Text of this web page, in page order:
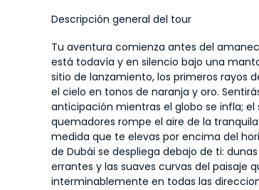
Descripción general del tour
Tu aventura comienza antes del
está todavía y en silencio bajo una
sitio de lanzamiento, los primeros rayos
el cielo en tonos de naranja y oro.
anticipación mientras el globo se infla; el
quemadores rompe el aire de la
medida que te elevas por encima del
de Dubái se despliega debajo de ti:
errantes y las suaves curvas del paisaje
interminablemente en todas las